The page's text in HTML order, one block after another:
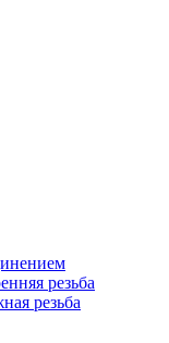
резьба
резьба